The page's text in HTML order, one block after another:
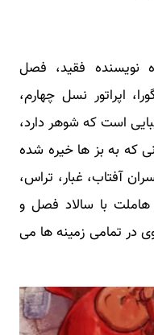
نویسنده فقید، فصل
اپراتور نسل چهارم،
است که شوهر دارد،
که به بز ها خیره شده
آفتاب، غبار، تراس،
با سالاد فصل و
در تمامی زمینه ها می